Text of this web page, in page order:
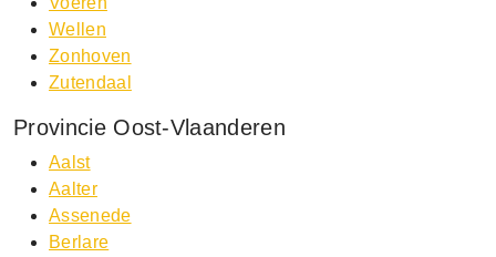
Wellen
Zonhoven
Zutendaal
Provincie Oost-Vlaanderen
Aalst
Aalter
Assenede
Berlare